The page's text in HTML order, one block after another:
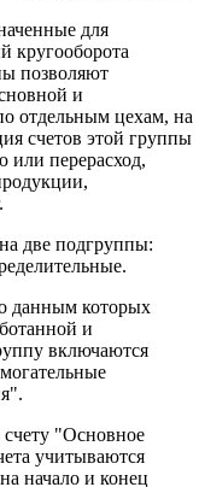
для
кругооборота
позволяют
и
отдельным цехам, на
счетов этой группы
или перерасход,
две подгруппы:
данным которых
и
включаются
счету "Основное
учитываются
начало и конец